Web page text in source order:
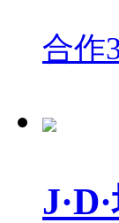
合作